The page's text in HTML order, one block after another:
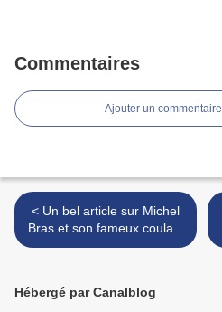
Commentaires
Ajouter un commentaire
< Un bel article sur Michel
Bras et son fameux coulant
au chocolat...
Hébergé par Canalblog